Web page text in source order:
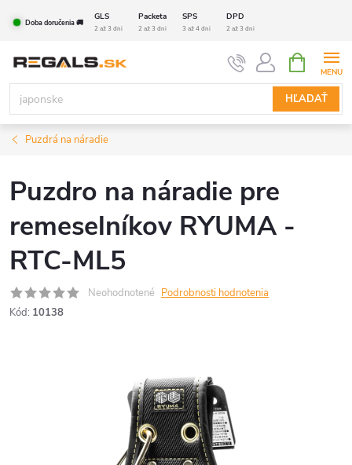
Doba doručenia 🚚
GLS Packeta SPS DPD
2 až 3 dni 2 až 3 dni 3 až 4 dni 2 až 3 dni
HĽADAŤ
KOŠÍK
Puzdrá na náradie
Puzdro na náradie pre
remeselníkov RYUMA -
RTC-ML5
Neohodnotené Podrobnosti hodnotenia
Kód: 10138